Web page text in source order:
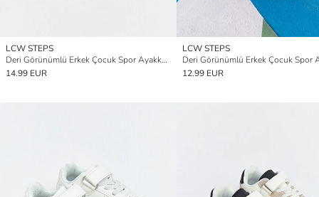
LCW STEPS
Deri Görünümlü Erkek Çocuk Spor Ayakkabı
14.99 EUR
LCW STEPS
12.99 EUR